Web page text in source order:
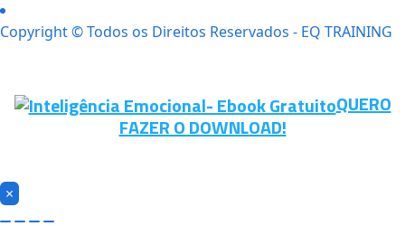
Copyright © Todos os Direitos Reservados - EQ TRAINING
QUERO
FAZER O DOWNLOAD!
×